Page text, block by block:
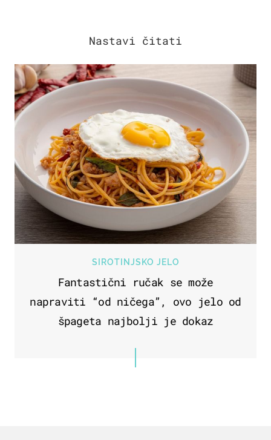
SIROTINJSKO JELO
Fantastični ručak se može
napraviti “od ničega”, ovo jelo od
špageta najbolji je dokaz